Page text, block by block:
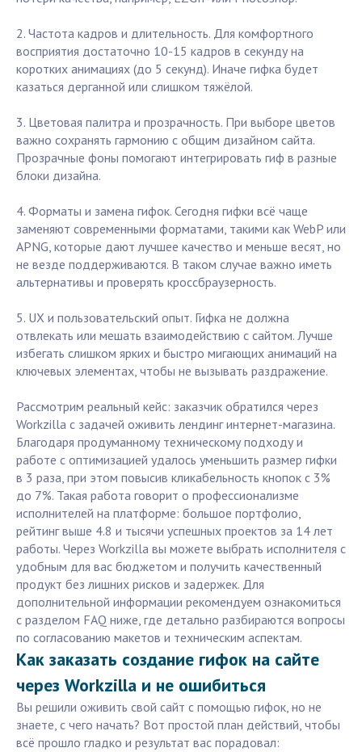
2. Частота кадров и длительность. Для комфортного
восприятия достаточно 10-15 кадров в секунду на
коротких анимациях (до 5 секунд). Иначе гифка будет
казаться дерганной или слишком тяжёлой.
3. Цветовая палитра и прозрачность. При выборе цветов
важно сохранять гармонию с общим дизайном сайта.
Прозрачные фоны помогают интегрировать гиф в разные
блоки дизайна.
4. Форматы и замена гифок. Сегодня гифки всё чаще
заменяют современными форматами, такими как WebP или
APNG, которые дают лучшее качество и меньше весят, но
не везде поддерживаются. В таком случае важно иметь
альтернативы и проверять кроссбраузерность.
5. UX и пользовательский опыт. Гифка не должна
отвлекать или мешать взаимодействию с сайтом. Лучше
избегать слишком ярких и быстро мигающих анимаций на
ключевых элементах, чтобы не вызывать раздражение.
Рассмотрим реальный кейс: заказчик обратился через
Workzilla с задачей оживить лендинг интернет-магазина.
Благодаря продуманному техническому подходу и
работе с оптимизацией удалось уменьшить размер гифки
в 3 раза, при этом повысив кликабельность кнопок с 3%
до 7%. Такая работа говорит о профессионализме
исполнителей на платформе: большое портфолио,
рейтинг выше 4.8 и тысячи успешных проектов за 14 лет
работы. Через Workzilla вы можете выбрать исполнителя с
удобным для вас бюджетом и получить качественный
продукт без лишних рисков и задержек. Для
дополнительной информации рекомендуем ознакомиться
с разделом FAQ ниже, где детально разбираются вопросы
по согласованию макетов и техническим аспектам.
Как заказать создание гифок на сайте
через Workzilla и не ошибиться
Вы решили оживить свой сайт с помощью гифок, но не
знаете, с чего начать? Вот простой план действий, чтобы
всё прошло гладко и результат вас порадовал: